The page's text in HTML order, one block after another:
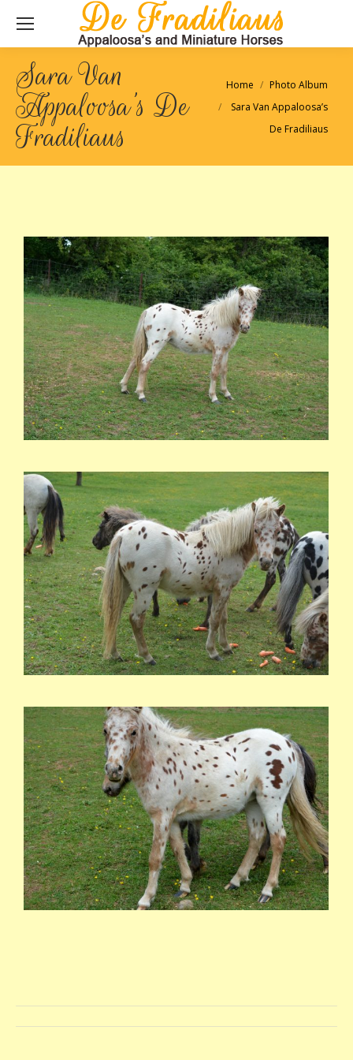
Sara Van
Appaloosa’s De
Fradiliaus
Je bent hier:
Home
Photo Album
Sara Van Appaloosa’s
De Fradiliaus
Album